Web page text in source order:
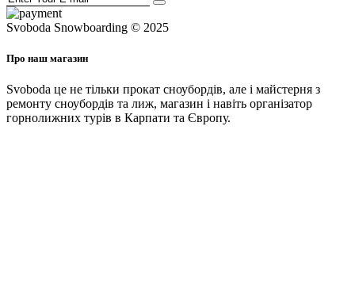
Svoboda Snowboarding © 2025
Про наш магазин
Svoboda це не тільки прокат сноубордів, але і майстерня з
ремонту сноубордів та лиж, магазин і навіть організатор
горнолижних турів в Карпати та Європу.